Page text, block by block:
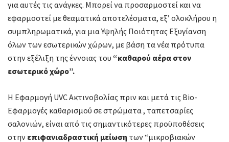
για αυτές τις ανάγκες. Μπορεί να προσαρμοστεί και να
εφαρμοστεί με θεαματικά αποτελέσματα, εξ’ ολοκλήρου η
συμπληρωματικά, για μια Υψηλής Ποιότητας Εξυγίανση
όλων των εσωτερικών χώρων, με βάση τα νέα πρότυπα
στην εξέλιξη της έννοιας του “καθαρού αέρα στον
εσωτερικό χώρο”.
Η Εφαρμογή UVC Ακτινοβολίας πριν και μετά τις Bio-
Εφαρμογές καθαρισμού σε στρώματα , ταπετσαρίες
σαλονιών, είναι από τις σημαντικότερες προϋποθέσεις
στην επιφανιαδραστική μείωση των “μικροβιακών